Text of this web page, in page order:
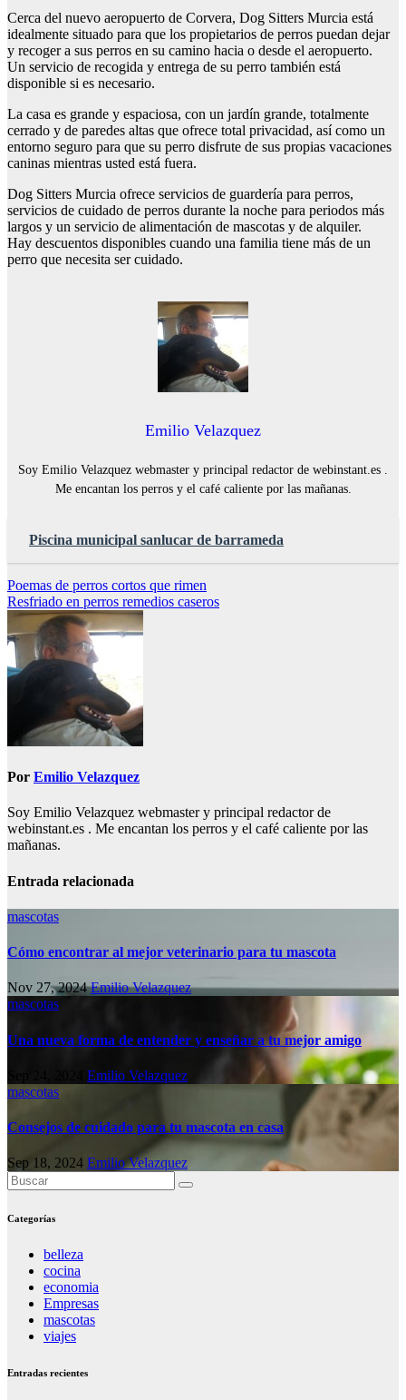
Cerca del nuevo aeropuerto de Corvera, Dog Sitters Murcia está
idealmente situado para que los propietarios de perros puedan dejar
y recoger a sus perros en su camino hacia o desde el aeropuerto.
Un servicio de recogida y entrega de su perro también está
disponible si es necesario.
La casa es grande y espaciosa, con un jardín grande, totalmente
cerrado y de paredes altas que ofrece total privacidad, así como un
entorno seguro para que su perro disfrute de sus propias vacaciones
caninas mientras usted está fuera.
Dog Sitters Murcia ofrece servicios de guardería para perros,
servicios de cuidado de perros durante la noche para periodos más
largos y un servicio de alimentación de mascotas y de alquiler.
Hay descuentos disponibles cuando una familia tiene más de un
perro que necesita ser cuidado.
Emilio Velazquez
Soy Emilio Velazquez webmaster y principal redactor de webinstant.es .
Me encantan los perros y el café caliente por las mañanas.
Piscina municipal sanlucar de barrameda
Navegación
de
entradas
Poemas de perros cortos que rimen
Resfriado en perros remedios caseros
Por Emilio Velazquez
Soy Emilio Velazquez webmaster y principal redactor de
webinstant.es . Me encantan los perros y el café caliente por las
mañanas.
Entrada relacionada
mascotas
Cómo encontrar al mejor veterinario para tu mascota
Nov 27, 2024Emilio Velazquez
mascotas
Una nueva forma de entender y enseñar a tu mejor amigo
Emilio Velazquez
mascotas
Consejos de cuidado para tu mascota en casa
Sep 18, 2024 Emilio Velazquez
Categorías
belleza
cocina
economia
Empresas
mascotas
viajes
Entradas recientes